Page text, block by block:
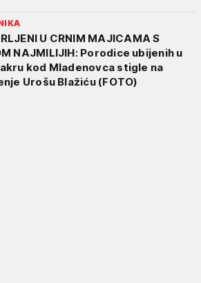
U CRNIM MAJICAMA S
NAJMILIJIH: Porodice ubijenih u
kod Mladenovca stigle na
Urošu Blažiću (FOTO)